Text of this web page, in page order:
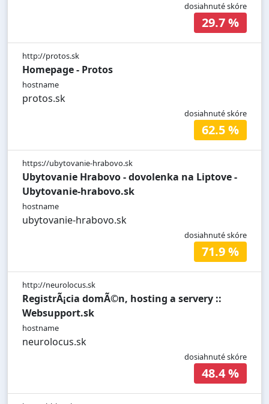
dosiahnuté skóre
29.7 %
http://protos.sk
Homepage - Protos
hostname
protos.sk
dosiahnuté skóre
62.5 %
https://ubytovanie-hrabovo.sk
Ubytovanie Hrabovo - dovolenka na Liptove -
Ubytovanie-hrabovo.sk
hostname
ubytovanie-hrabovo.sk
dosiahnuté skóre
71.9 %
http://neurolocus.sk
RegistrÃ¡cia domÃ©n, hosting a servery ::
Websupport.sk
hostname
neurolocus.sk
dosiahnuté skóre
48.4 %